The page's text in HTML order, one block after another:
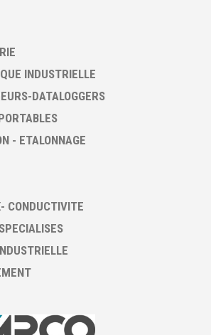
INDUSTRIELLE
DATALOGGERS
- ETALONNAGE
CONDUCTIVITE